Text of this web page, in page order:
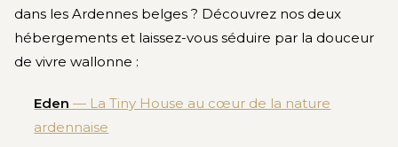
dans les Ardennes belges ? Découvrez nos deux
hébergements et laissez-vous séduire par la douceur
de vivre wallonne :
Eden — La Tiny House au cœur de la nature
ardennaise